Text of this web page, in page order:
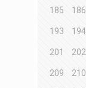
185 186
193 194
201 202
209 210